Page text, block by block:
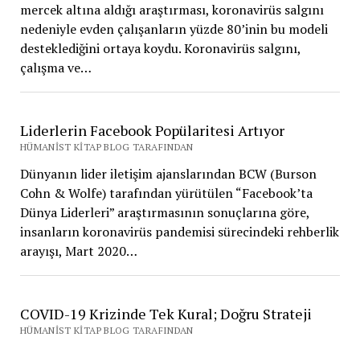
mercek altına aldığı araştırması, koronavirüs salgını
nedeniyle evden çalışanların yüzde 80’inin bu modeli
desteklediğini ortaya koydu. Koronavirüs salgını,
çalışma ve…
Liderlerin Facebook Popülaritesi Artıyor
HÜMANIST KITAP BLOG TARAFINDAN
Dünyanın lider iletişim ajanslarından BCW (Burson
Cohn & Wolfe) tarafından yürütülen “Facebook’ta
Dünya Liderleri” araştırmasının sonuçlarına göre,
insanların koronavirüs pandemisi sürecindeki rehberlik
arayışı, Mart 2020…
COVID-19 Krizinde Tek Kural; Doğru Strateji
HÜMANIST KITAP BLOG TARAFINDAN